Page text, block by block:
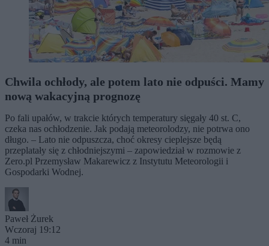
Chwila ochłody, ale potem lato nie odpuści. Mamy
nową wakacyjną prognozę
Po fali upałów, w trakcie których temperatury sięgały 40 st. C,
czeka nas ochłodzenie. Jak podają meteorolodzy, nie potrwa ono
długo. – Lato nie odpuszcza, choć okresy cieplejsze będą
przeplatały się z chłodniejszymi – zapowiedział w rozmowie z
Zero.pl Przemysław Makarewicz z Instytutu Meteorologii i
Gospodarki Wodnej.
Paweł Żurek
Wczoraj 19:12
4 min